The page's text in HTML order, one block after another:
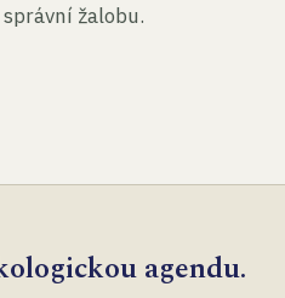
žalobu.
agendu.